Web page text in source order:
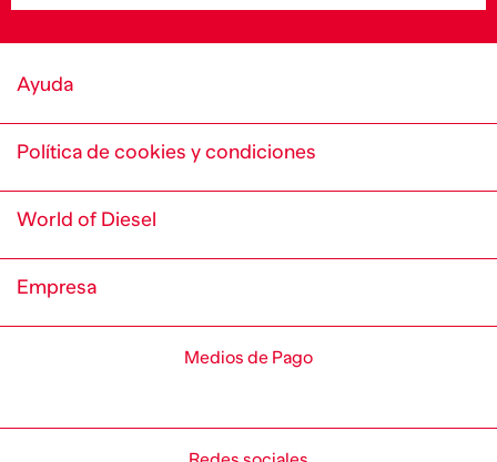
Ayuda
Política de cookies y condiciones
World of Diesel
Empresa
Medios de Pago